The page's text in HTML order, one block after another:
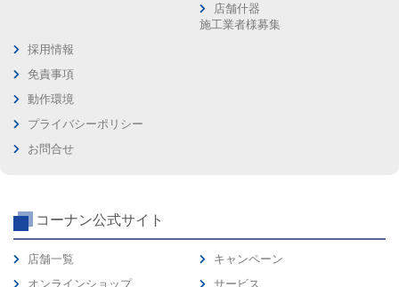
店舗什器
施工業者様募集
採用情報
免責事項
動作環境
プライバシーポリシー
お問合せ
コーナン公式サイト
店舗一覧
オンラインショップ
キャンペーン
サービス